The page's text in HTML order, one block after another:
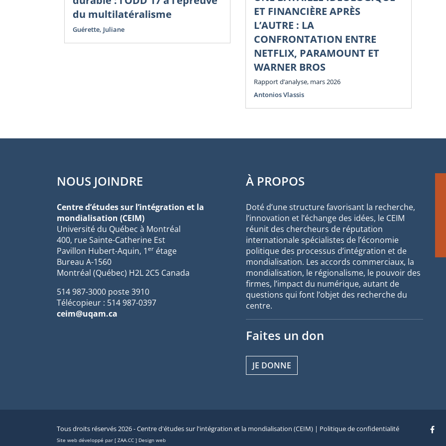
du multilatéralisme
Guérette, Juliane
ET FINANCIÈRE APRÈS
L’AUTRE : LA
CONFRONTATION ENTRE
NETFLIX, PARAMOUNT ET
WARNER BROS
Rapport d’analyse, mars 2026
Antonios Vlassis
NOUS JOINDRE
Centre d’études sur l’intégration et la
mondialisation (CEIM)
Université du Québec à Montréal
400, rue Sainte-Catherine Est
Pavillon Hubert-Aquin, 1er étage
Bureau A-1560
Montréal (Québec) H2L 2C5 Canada
514 987-3000 poste 3910
Télécopieur : 514 987-0397
ceim@uqam.ca
À PROPOS
Doté d’une structure favorisant la recherche,
l’innovation et l’échange des idées, le CEIM
réunit des chercheurs de réputation
internationale spécialistes de l’économie
politique des processus d’intégration et de
mondialisation. Les accords commerciaux, la
mondialisation, le régionalisme, le pouvoir des
firmes, l’impact du numérique, autant de
questions qui font l’objet des recherche du
centre.
Faites un don
JE DONNE
Tous droits réservés 2026 - Centre d'études sur l'intégration et la mondialisation (CEIM) | Politique de confidentialité
Site web développé par [ ZAA.CC ] Design web